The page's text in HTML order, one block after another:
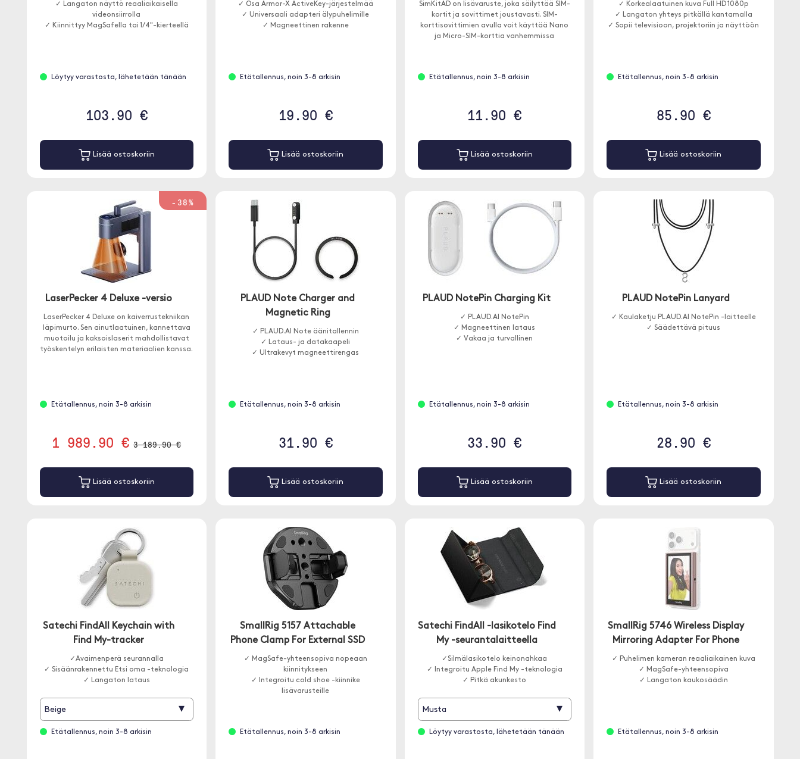
✓ Langaton näyttö reaaliaikaisella
videonsiirrolla
✓ Kiinnittyy MagSafella tai 1/4"-kierteellä
Löytyy varastosta, lähetetään tänään
103.90 €
Lisää ostoskoriin
✓ Osa Armor-X ActiveKey-järjestelmää
✓ Universaali adapteri älypuhelimille
✓ Magneettinen rakenne
Etätallennus, noin 3-8 arkisin
19.90 €
Lisää ostoskoriin
SimKitAD on lisävaruste, joka säilyttää SIM-
kortit ja sovittimet joustavasti. SIM-
korttisovittimien avulla voit käyttää Nano
ja Micro-SIM-korttia vanhemmissa
Etätallennus, noin 3-8 arkisin
11.90 €
Lisää ostoskoriin
✓ Korkealaatuinen kuva Full HD 1080p
✓ Langaton yhteys pitkällä kantamalla
✓ Sopii televisioon, projektoriin ja näyttöön
Etätallennus, noin 3-8 arkisin
85.90 €
Lisää ostoskoriin
-38%
LaserPecker 4 Deluxe -versio
LaserPecker 4 Deluxe on kaiverrustekniikan
läpimurto. Sen ainutlaatuinen, kannettava
muotoilu ja kaksoislaserit mahdollistavat
työskentelyn erilaisten materiaalien kanssa.
Etätallennus, noin 3-8 arkisin
1 989.90 € 3 189.90 €
Lisää ostoskoriin
PLAUD Note Charger and
Magnetic Ring
✓ PLAUD.AI Note äänitallennin
✓ Lataus- ja datakaapeli
✓ Ultrakevyt magneettirengas
Etätallennus, noin 3-8 arkisin
31.90 €
Lisää ostoskoriin
PLAUD NotePin Charging Kit
✓ PLAUD.AI NotePin
✓ Magneettinen lataus
✓ Vakaa ja turvallinen
Etätallennus, noin 3-8 arkisin
33.90 €
Lisää ostoskoriin
PLAUD NotePin Lanyard
✓ Kaulaketju PLAUD.AI NotePin -laitteelle
✓ Säädettävä pituus
Etätallennus, noin 3-8 arkisin
28.90 €
Lisää ostoskoriin
Satechi FindAll Keychain with
Find My-tracker
✓Avaimenperä seurannalla
✓ Sisäänrakennettu Etsi oma -teknologia
✓ Langaton lataus
Beige ▾
Etätallennus, noin 3-8 arkisin
SmallRig 5157 Attachable
Phone Clamp For External SSD
✓ MagSafe-yhteensopiva nopeaan
kiinnitykseen
✓ Integroitu cold shoe -kiinnike
lisävarusteille
Etätallennus, noin 3-8 arkisin
Satechi FindAll -lasikotelo Find
My -seurantalaitteella
✓Silmälasikotelo keinonahkaa
✓ Integroitu Apple Find My -teknologia
✓ Pitkä akunkesto
Musta ▾
Löytyy varastosta, lähetetään tänään
SmallRig 5746 Wireless Display
Mirroring Adapter For Phone
✓ Puhelimen kameran reaaliaikainen kuva
✓ MagSafe-yhteensopiva
✓ Langaton kaukosäädin
Etätallennus, noin 3-8 arkisin